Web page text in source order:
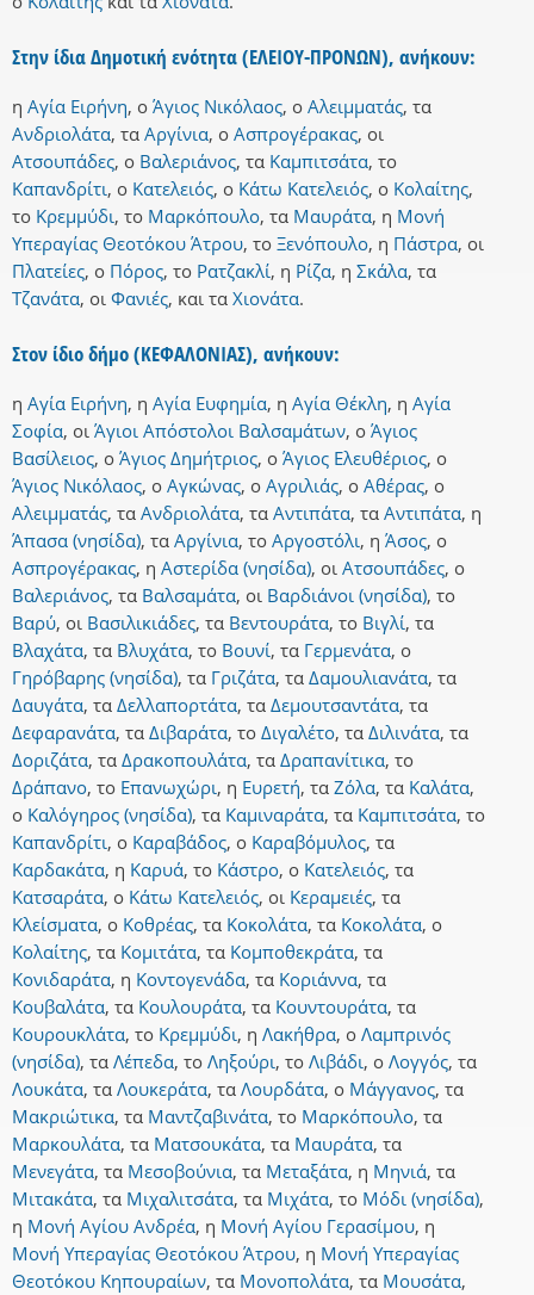
Στην ίδια Δημοτική ενότητα (ΕΛΕΙΟΥ-ΠΡΟΝΩΝ), ανήκουν:
η Αγία Ειρήνη, ο Άγιος Νικόλαος, ο Αλειμματάς, τα
Ανδριολάτα, τα Αργίνια, ο Ασπρογέρακας, οι
Ατσουπάδες, ο Βαλεριάνος, τα Καμπιτσάτα, το
Καπανδρίτι, ο Κατελειός, ο Κάτω Κατελειός, ο Κολαίτης,
το Κρεμμύδι, το Μαρκόπουλο, τα Μαυράτα, η Μονή
Υπεραγίας Θεοτόκου Άτρου, το Ξενόπουλο, η Πάστρα, οι
Πλατείες, ο Πόρος, το Ρατζακλί, η Ρίζα, η Σκάλα, τα
Τζανάτα, οι Φανιές, και τα Χιονάτα.
Στον ίδιο δήμο (ΚΕΦΑΛΟΝΙΑΣ), ανήκουν:
η Αγία Ειρήνη, η Αγία Ευφημία, η Αγία Θέκλη, η Αγία
Σοφία, οι Άγιοι Απόστολοι Βαλσαμάτων, ο Άγιος
Βασίλειος, ο Άγιος Δημήτριος, ο Άγιος Ελευθέριος, ο
Άγιος Νικόλαος, ο Αγκώνας, ο Αγριλιάς, ο Αθέρας, ο
Αλειμματάς, τα Ανδριολάτα, τα Αντιπάτα, τα Αντιπάτα, η
Άπασα (νησίδα), τα Αργίνια, το Αργοστόλι, η Άσος, ο
Ασπρογέρακας, η Αστερίδα (νησίδα), οι Ατσουπάδες, ο
Βαλεριάνος, τα Βαλσαμάτα, οι Βαρδιάνοι (νησίδα), το
Βαρύ, οι Βασιλικιάδες, τα Βεντουράτα, το Βιγλί, τα
Βλαχάτα, τα Βλυχάτα, το Βουνί, τα Γερμενάτα, ο
Γηρόβαρης (νησίδα), τα Γριζάτα, τα Δαμουλιανάτα, τα
Δαυγάτα, τα Δελλαπορτάτα, τα Δεμουτσαντάτα, τα
Δεφαρανάτα, τα Διβαράτα, το Διγαλέτο, τα Διλινάτα, τα
Δοριζάτα, τα Δρακοπουλάτα, τα Δραπανίτικα, το
Δράπανο, το Επανωχώρι, η Ευρετή, τα Ζόλα, τα Καλάτα,
ο Καλόγηρος (νησίδα), τα Καμιναράτα, τα Καμπιτσάτα, το
Καπανδρίτι, ο Καραβάδος, ο Καραβόμυλος, τα
Καρδακάτα, η Καρυά, το Κάστρο, ο Κατελειός, τα
Κατσαράτα, ο Κάτω Κατελειός, οι Κεραμειές, τα
Κλείσματα, ο Κοθρέας, τα Κοκολάτα, τα Κοκολάτα, ο
Κολαίτης, τα Κομιτάτα, τα Κομποθεκράτα, τα
Κονιδαράτα, η Κοντογενάδα, τα Κοριάννα, τα
Κουβαλάτα, τα Κουλουράτα, τα Κουντουράτα, τα
Κουρουκλάτα, το Κρεμμύδι, η Λακήθρα, ο Λαμπρινός
(νησίδα), τα Λέπεδα, το Ληξούρι, το Λιβάδι, ο Λογγός, τα
Λουκάτα, τα Λουκεράτα, τα Λουρδάτα, ο Μάγγανος, τα
Μακριώτικα, τα Μαντζαβινάτα, το Μαρκόπουλο, τα
Μαρκουλάτα, τα Ματσουκάτα, τα Μαυράτα, τα
Μενεγάτα, τα Μεσοβούνια, τα Μεταξάτα, η Μηνιά, τα
Μιτακάτα, τα Μιχαλιτσάτα, τα Μιχάτα, το Μόδι (νησίδα),
η Μονή Αγίου Ανδρέα, η Μονή Αγίου Γερασίμου, η
Μονή Υπεραγίας Θεοτόκου Άτρου, η Μονή Υπεραγίας
Θεοτόκου Κηπουραίων, τα Μονοπολάτα, τα Μουσάτα,